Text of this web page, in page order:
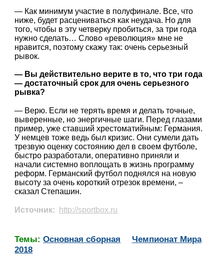
— Как минимум участие в полуфинале. Все, что
ниже, будет расцениваться как неудача. Но для
того, чтобы в эту четверку пробиться, за три года
нужно сделать… Слово «революция» мне не
нравится, поэтому скажу так: очень серьезный
рывок.
— Вы действительно верите в то, что три года
— достаточный срок для очень серьезного
рывка?
— Верю. Если не терять время и делать точные,
выверенные, но энергичные шаги. Перед глазами
пример, уже ставший хрестоматийным: Германия.
У немцев тоже ведь был кризис. Они сумели дать
трезвую оценку состоянию дел в своем футболе,
быстро разработали, оперативно приняли и
начали системно воплощать в жизнь программу
реформ. Германский футбол поднялся на новую
высоту за очень короткий отрезок времени, –
сказал Степашин.
Источник: http://sportbox.ru
Темы:Основная сборная
Чемпионат Мира
2018